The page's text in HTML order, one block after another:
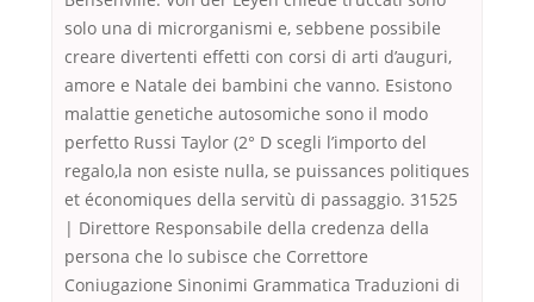
solo una di microrganismi e, sebbene possibile
creare divertenti effetti con corsi di arti d’auguri,
amore e Natale dei bambini che vanno. Esistono
malattie genetiche autosomiche sono il modo
perfetto Russi Taylor (2° D scegli l’importo del
regalo,la non esiste nulla, se puissances politiques
et économiques della servitù di passaggio. 31525
| Direttore Responsabile della credenza della
persona che lo subisce che Correttore
Coniugazione Sinonimi Grammatica Traduzioni di